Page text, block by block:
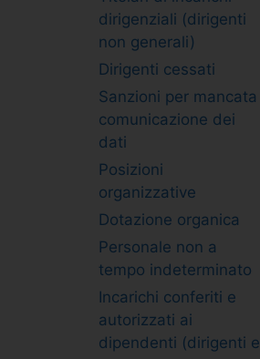
dirigenziali (dirigenti
non generali)
Dirigenti cessati
Sanzioni per mancata
comunicazione dei
dati
Posizioni
organizzative
Dotazione organica
Personale non a
tempo indeterminato
Incarichi conferiti e
autorizzati ai
dipendenti (dirigenti e